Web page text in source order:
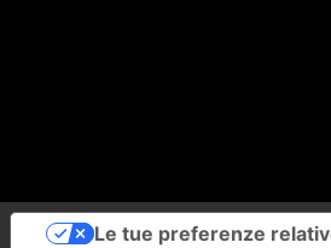
Le tue preferenze